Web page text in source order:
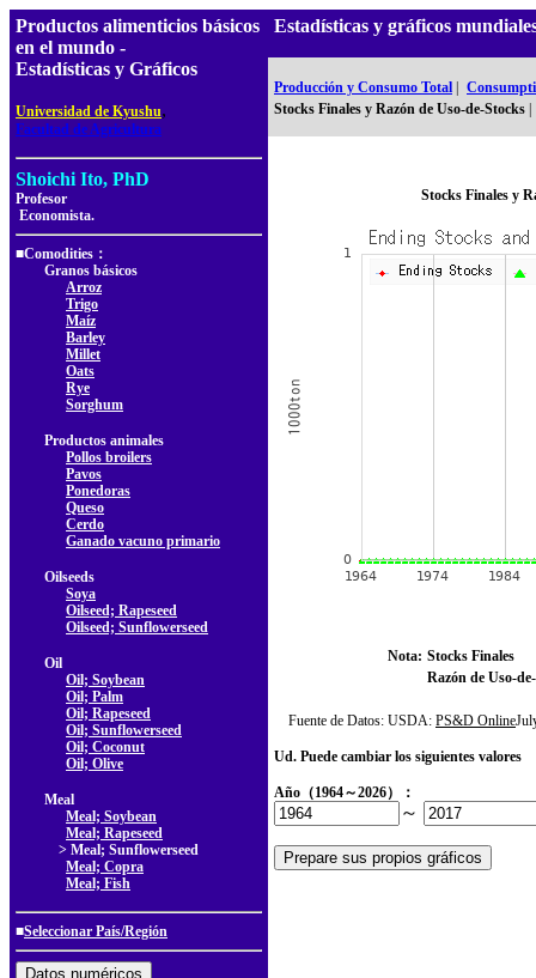
Productos alimenticios básicos
en el mundo -
Estadísticas y Gráficos
Universidad de Kyushu,
Facultad de Agricultura
Shoichi Ito, PhD
Profesor
Economista.
■Comodities：
Granos básicos
Arroz
Trigo
Maíz
Barley
Millet
Oats
Rye
Sorghum
Productos animales
Pollos broilers
Pavos
Ponedoras
Queso
Cerdo
Ganado vacuno primario
Oilseeds
Soya
Oilseed; Rapeseed
Oilseed; Sunflowerseed
Oil
Oil; Soybean
Oil; Palm
Oil; Rapeseed
Oil; Sunflowerseed
Oil; Coconut
Oil; Olive
Meal
Meal; Soybean
Meal; Rapeseed
> Meal; Sunflowerseed
Meal; Copra
Meal; Fish
■Seleccionar País/Región
Estadísticas y gráficos
Producción y Consumo Total
Stocks Finales y Razón de Uso-de-Stocks
Stocks Finales y
Nota: Stocks Finales
Razón de Uso-
Fuente de Datos: USDA: PS&D Online
Ud. Puede cambiar los siguientes valores
Año（1964～2026）：
～